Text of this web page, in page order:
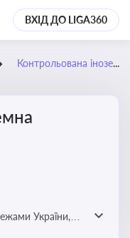
ВХІД ДО LIGA360
Контрольована іноземна компанія (КІК)
України,